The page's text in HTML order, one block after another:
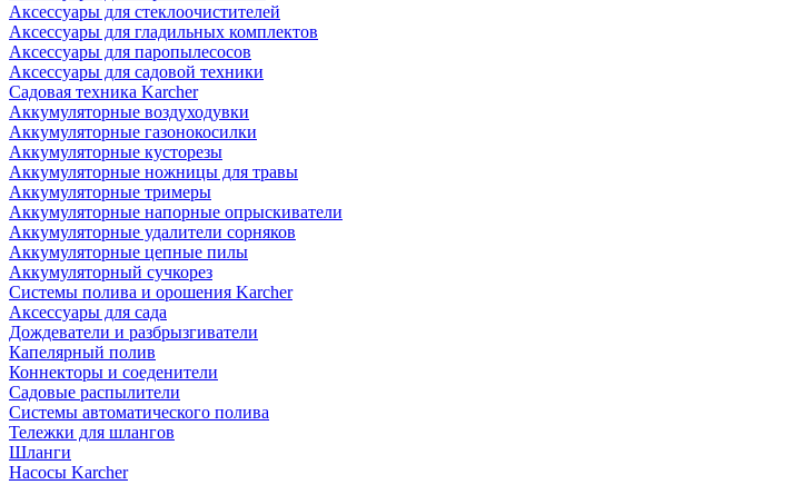
Аксессуары для стеклоочистителей
Аксессуары для гладильных комплектов
Аксессуары для паропылесосов
Аксессуары для садовой техники
Садовая техника Karcher
Аккумуляторные воздуходувки
Аккумуляторные газонокосилки
Аккумуляторные кусторезы
Аккумуляторные ножницы для травы
Аккумуляторные тримеры
Аккумуляторные напорные опрыскиватели
Аккумуляторные удалители сорняков
Аккумуляторные цепные пилы
Аккумуляторный сучкорез
Системы полива и орошения Karcher
Аксессуары для сада
Дождеватели и разбрызгиватели
Капелярный полив
Коннекторы и соеденители
Садовые распылители
Системы автоматического полива
Тележки для шлангов
Шланги
Насосы Karcher